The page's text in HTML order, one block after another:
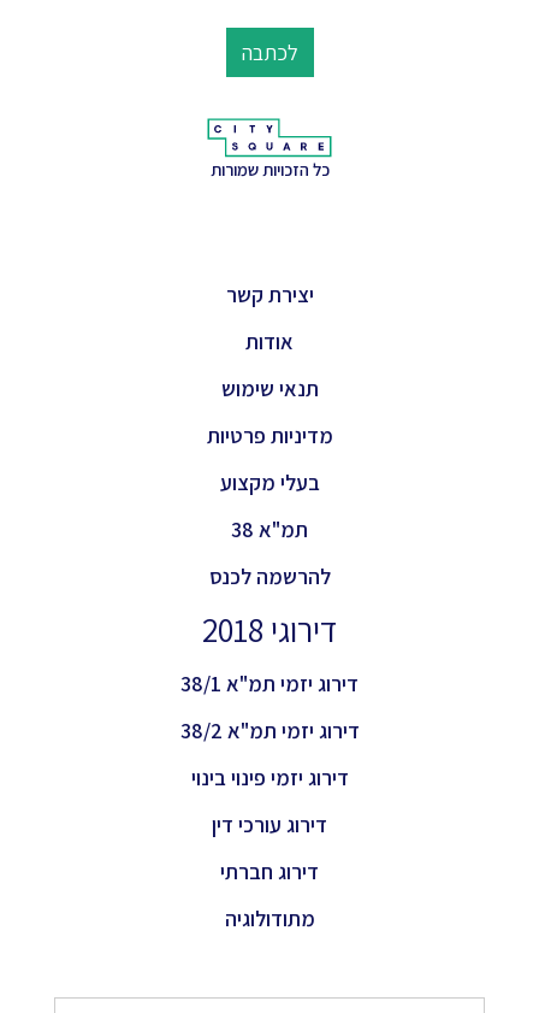
לכתבה
כל הזכויות שמורות
יצירת קשר
אודות
תנאי שימוש
מדיניות פרטיות
בעלי מקצוע
תמ"א 38
להרשמה לכנס
דירוגי 2018
דירוג יזמי תמ"א 38/1
דירוג יזמי תמ"א 38/2
דירוג יזמי פינוי בינוי
דירוג עורכי דין
דירוג חברתי
מתודולוגיה